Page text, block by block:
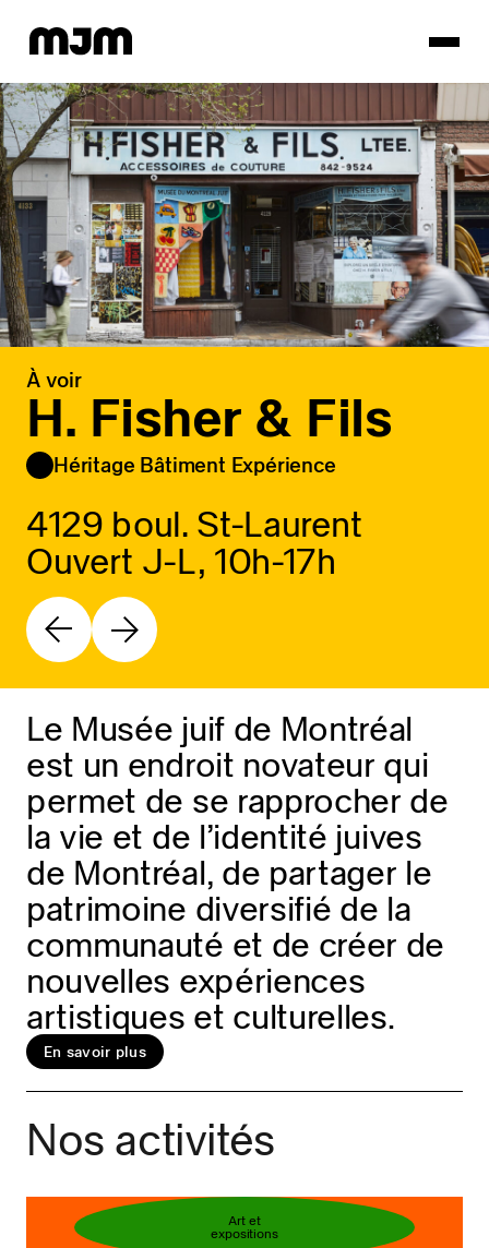
Homepage
À voir
H. Fisher & Fils
Héritage Bâtiment Expérience
4129 boul. St-Laurent
Ouvert J-L, 10h-17h
Réservez votre billet
En savoir plus
Le Musée juif de Montréal
est un endroit novateur qui
permet de se rapprocher de
la vie et de l’identité juives
de Montréal, de partager le
patrimoine diversifié de la
communauté et de créer de
nouvelles expériences
artistiques et culturelles.
En savoir plus
Nos activités
Art et
expositions